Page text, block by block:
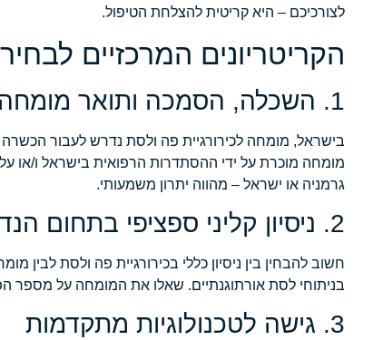
לצורכיכם – היא קריטית להצלחת הטיפול.
הקריטריונים המרכזיים
1. השכלה, הסמכה ותואר מומחה מוכר
בישראל, מומחה לכירורגיית פה ולסת נדרש לעבור
מומחה מוכרת על ידי ההסתדרות הרפואית בישראל ו/או על
גרמניה או ישראל – מהווה יתרון משמעותי.
2. ניסיון קליני ספציפי בתחום הנדרש
חשוב להבחין בין ניסיון כללי בכירורגיית פה ולסת
בניתוחי לסת אורתוגנתיים. שאלו את המומחה על מספר
3. גישה לטכנולוגיות מתקדמות